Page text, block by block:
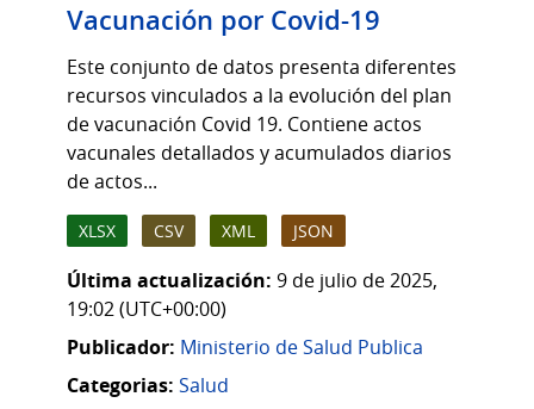
Vacunación por Covid-19
Este conjunto de datos presenta diferentes
recursos vinculados a la evolución del plan
de vacunación Covid 19. Contiene actos
vacunales detallados y acumulados diarios
de actos...
XLSX CSV XML JSON
Última actualización: 9 de julio de 2025,
19:02 (UTC+00:00)
Publicador: Ministerio de Salud Publica
Categorias: Salud